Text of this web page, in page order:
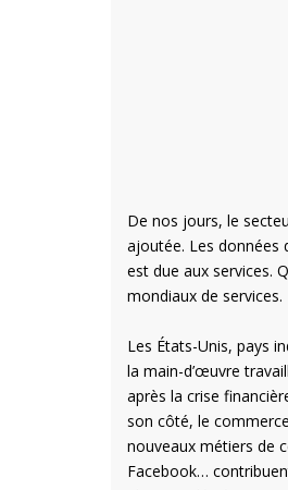
De nos jours, le
ajoutée. Les données
est due aux services.
mondiaux de services.
Les États-Unis, pays
la main-d’œuvre
après la crise
son côté, le
nouveaux métiers de
Facebook…